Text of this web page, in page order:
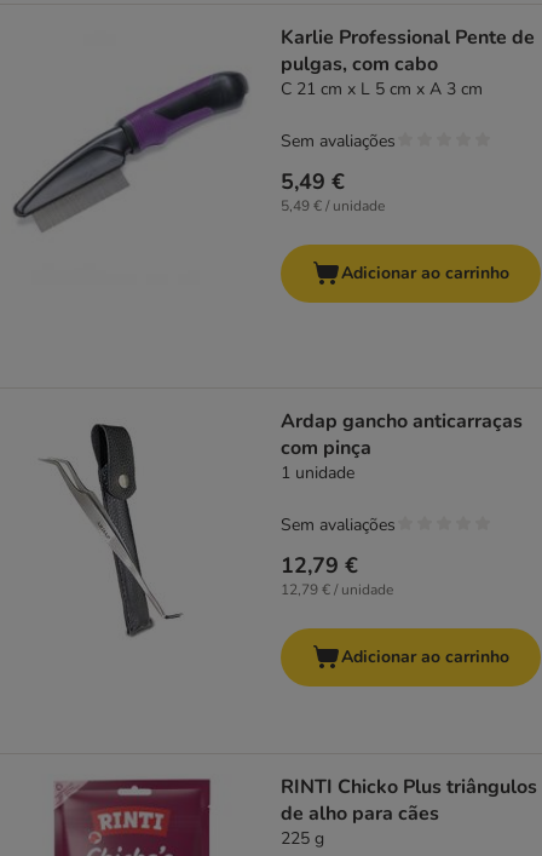
Karlie Professional Pente de
pulgas, com cabo
C 21 cm x L 5 cm x A 3 cm
5,49 €
5,49 € / unidade
Sem avaliações
Adicionar ao carrinho
Ardap gancho anticarraças
com pinça
1 unidade
12,79 €
12,79 € / unidade
Sem avaliações
Adicionar ao carrinho
RINTI Chicko Plus triângulos
de alho para cães
225 g